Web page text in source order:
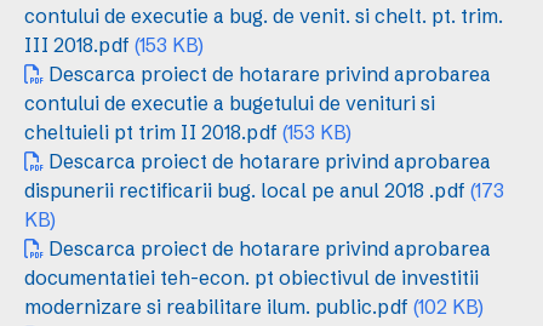
contului de executie a bug. de venit. si chelt. pt. trim.
III 2018.pdf (153 KB)
Descarca proiect de hotarare privind aprobarea
contului de executie a bugetului de venituri si
cheltuieli pt trim II 2018.pdf (153 KB)
Descarca proiect de hotarare privind aprobarea
dispunerii rectificarii bug. local pe anul 2018 .pdf (173
KB)
Descarca proiect de hotarare privind aprobarea
documentatiei teh-econ. pt obiectivul de investitii
modernizare si reabilitare ilum. public.pdf (102 KB)